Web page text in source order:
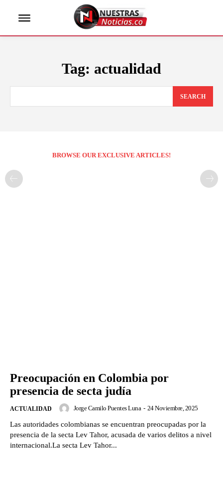
Tag: actualidad
SEARCH
BROWSE OUR EXCLUSIVE ARTICLES!
Preocupación en Colombia por
presencia de secta judía
ACTUALIDAD Jorge Camilo Puentes Luna - 24 Noviembre, 2025
Las autoridades colombianas se encuentran preocupadas por la
presencia de la secta Lev Tahor, acusada de varios delitos a nivel
internacional.La secta Lev Tahor...